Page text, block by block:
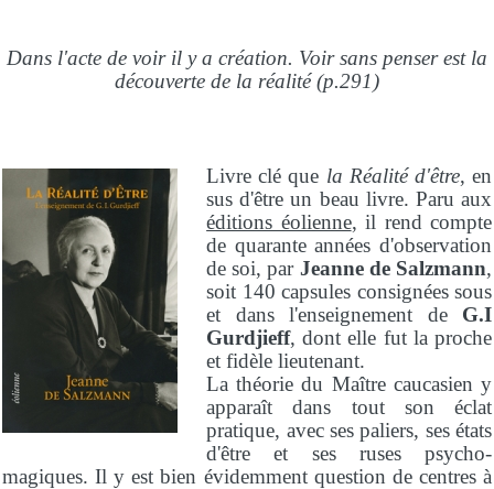
Dans l'acte de voir il y a création. Voir sans penser est la
découverte de la réalité (p.291)
Livre clé que la Réalité d'être, en
sus d'être un beau livre. Paru aux
éditions éolienne, il rend compte
de quarante années d'observation
de soi, par Jeanne de Salzmann,
soit 140 capsules consignées sous
et dans l'enseignement de G.I
Gurdjieff, dont elle fut la proche
et fidèle lieutenant.
La théorie du Maître caucasien y
apparaît dans tout son éclat
pratique, avec ses paliers, ses états
d'être et ses ruses psycho-
magiques. Il y est bien évidemment question de centres à